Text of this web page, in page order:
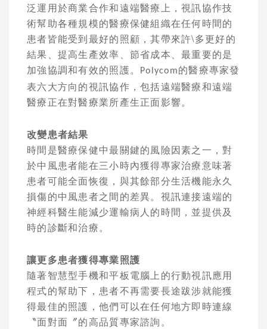
泛運用於商業合作和遠端醫療上，視訊協作技
術幫助各種規模的醫療保健組織在任何時間的
患者皆能受到最好的照顧，其帶來許\多更好的
結果、提高生產效率、節省成本、最重要的是
加強協調和有效的照護。
Polycom的醫療專家發
表六大方向的視訊協作，包括遠端醫療和遠端
醫療正在對醫療業所產生正面影響。
改變患者結果
時間是醫療保健中最關鍵的風險因素之一，對
於中風患者能在三小時內獲得專家治療意味著
患者可能全面恢復，與其餘部分生活機能永久
損傷的中風患者之間的差異。視訊連接遠端的
神經科醫生能減少運輸病人的時間，並提供及
時的診斷和治療。
讓更多患者獲得專業照護
隨著智慧型手機和平板電腦上的行動視訊應用
程式的幫助下，患者不再需要長途跋涉就能獲
得最佳的照護，他們可以在任何地方即時連線
〝面對面〞的高品質專家諮詢。